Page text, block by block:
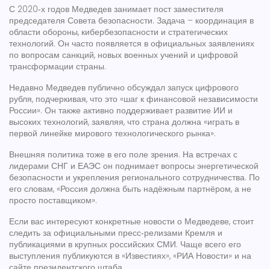
С 2020‑х годов Медведев занимает пост заместителя
председателя Совета безопасности. Задача – координация в
области обороны, кибербезопасности и стратегических
технологий. Он часто появляется в официальных заявлениях
по вопросам санкций, новых военных учений и цифровой
трансформации страны.
Недавно Медведев публично обсуждал запуск цифрового
рубля, подчеркивая, что это «шаг к финансовой независимости
России». Он также активно поддерживает развитие ИИ и
высоких технологий, заявляя, что страна должна «играть в
первой линейке мирового технологического рынка».
Внешняя политика тоже в его поле зрения. На встречах с
лидерами СНГ и ЕАЭС он поднимает вопросы энергетической
безопасности и укрепления регионального сотрудничества. По
его словам, «Россия должна быть надёжным партнёром, а не
просто поставщиком».
Если вас интересуют конкретные новости о Медведеве, стоит
следить за официальными пресс‑релизами Кремля и
публикациями в крупных российских СМИ. Чаще всего его
выступления публикуются в «Известиях», «РИА Новости» и на